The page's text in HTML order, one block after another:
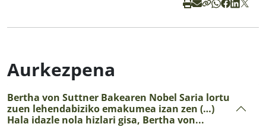
Aurkezpena
Bertha von Suttner Bakearen Nobel Saria lortu
zuen lehendabiziko emakumea izan zen (…)
Hala idazle nola hizlari gisa, Bertha von...